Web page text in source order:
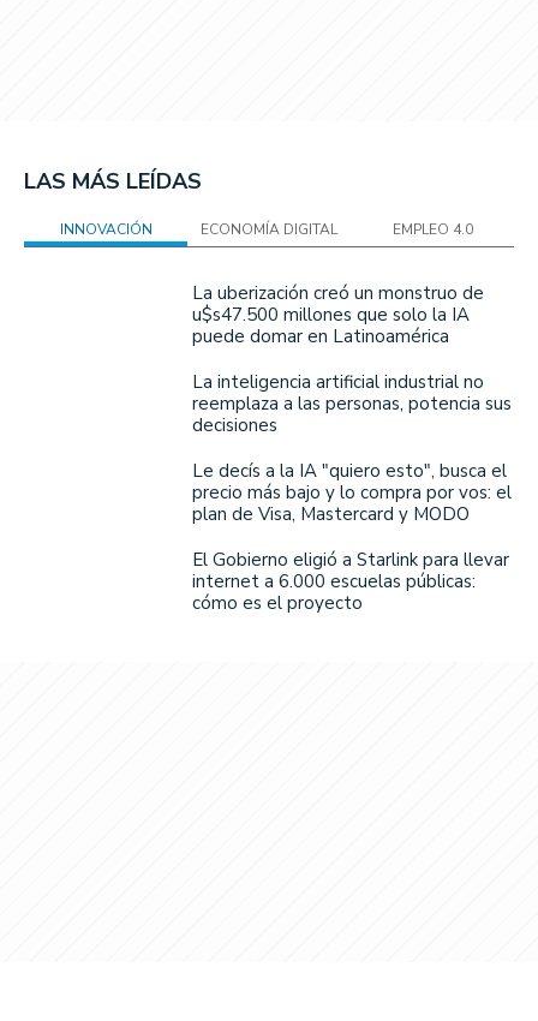
LAS MÁS LEÍDAS
INNOVACIÓN ECONOMÍA DIGITAL EMPLEO 4.0
La uberización creó un monstruo de
u$s47.500 millones que solo la IA
puede domar en Latinoamérica
La inteligencia artificial industrial no
reemplaza a las personas, potencia sus
decisiones
Le decís a la IA "quiero esto", busca el
precio más bajo y lo compra por vos: el
plan de Visa, Mastercard y MODO
El Gobierno eligió a Starlink para llevar
internet a 6.000 escuelas públicas:
cómo es el proyecto